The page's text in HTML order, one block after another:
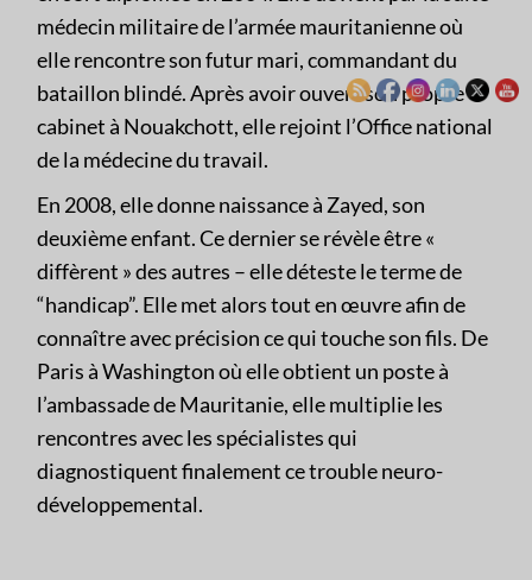
médecin militaire de l’armée mauritanienne où
elle rencontre son futur mari, commandant du
bataillon blindé. Après avoir ouvert son propre
cabinet à Nouakchott, elle rejoint l’Office national
de la médecine du travail.
En 2008, elle donne naissance à Zayed, son
deuxième enfant. Ce dernier se révèle être «
diffèrent » des autres – elle déteste le terme de
“handicap”. Elle met alors tout en œuvre afin de
connaître avec précision ce qui touche son fils. De
Paris à Washington où elle obtient un poste à
l’ambassade de Mauritanie, elle multiplie les
rencontres avec les spécialistes qui
diagnostiquent finalement ce trouble neuro-
développemental.